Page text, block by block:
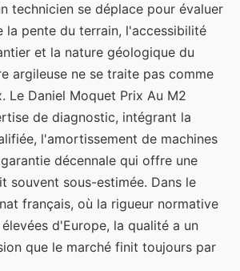
technicien se déplace pour évaluer
la pente du terrain, l'accessibilité
et la nature géologique du
argileuse ne se traite pas comme
Le Daniel Moquet Prix Au M2
de diagnostic, intégrant la
l'amortissement de machines
décennale qui offre une
souvent sous-estimée. Dans le
français, où la rigueur normative
d'Europe, la qualité a un
que le marché finit toujours par